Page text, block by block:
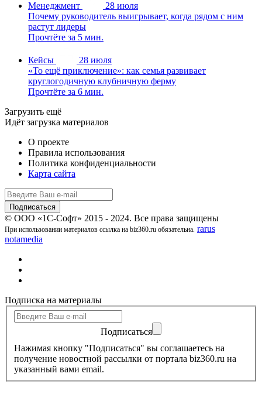
Менеджмент
28 июля
Почему руководитель выигрывает, когда рядом с ним
растут лидеры
Прочтёте за 5 мин.
Кейсы
28 июля
«То ещё приключение»: как семья развивает
круглогодичную клубничную ферму
Прочтёте за 6 мин.
Загрузить ещё
Идёт загрузка материалов
О проекте
Правила использования
Политика конфиденциальности
Карта сайта
© ООО «1С-Софт» 2015 - 2024. Все права защищены
При использовании материалов ссылка на biz360.ru обязательна. rarus
notamedia
Подписка на материалы
Подписаться
Нажимая кнопку "Подписаться" вы соглашаетесь на
получение новостной рассылки от портала biz360.ru на
указанный вами email.